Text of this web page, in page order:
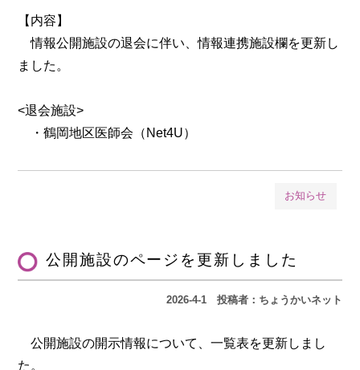
【内容】
情報公開施設の退会に伴い、情報連携施設欄を更新し
ました。
<退会施設>
・鶴岡地区医師会（Net4U）
お知らせ
公開施設のページを更新しました
2026-4-1投稿者：ちょうかいネット
公開施設の開示情報について、一覧表を更新しまし
た。